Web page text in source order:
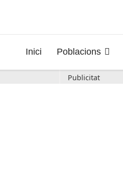
Inici Poblacions
Publicitat